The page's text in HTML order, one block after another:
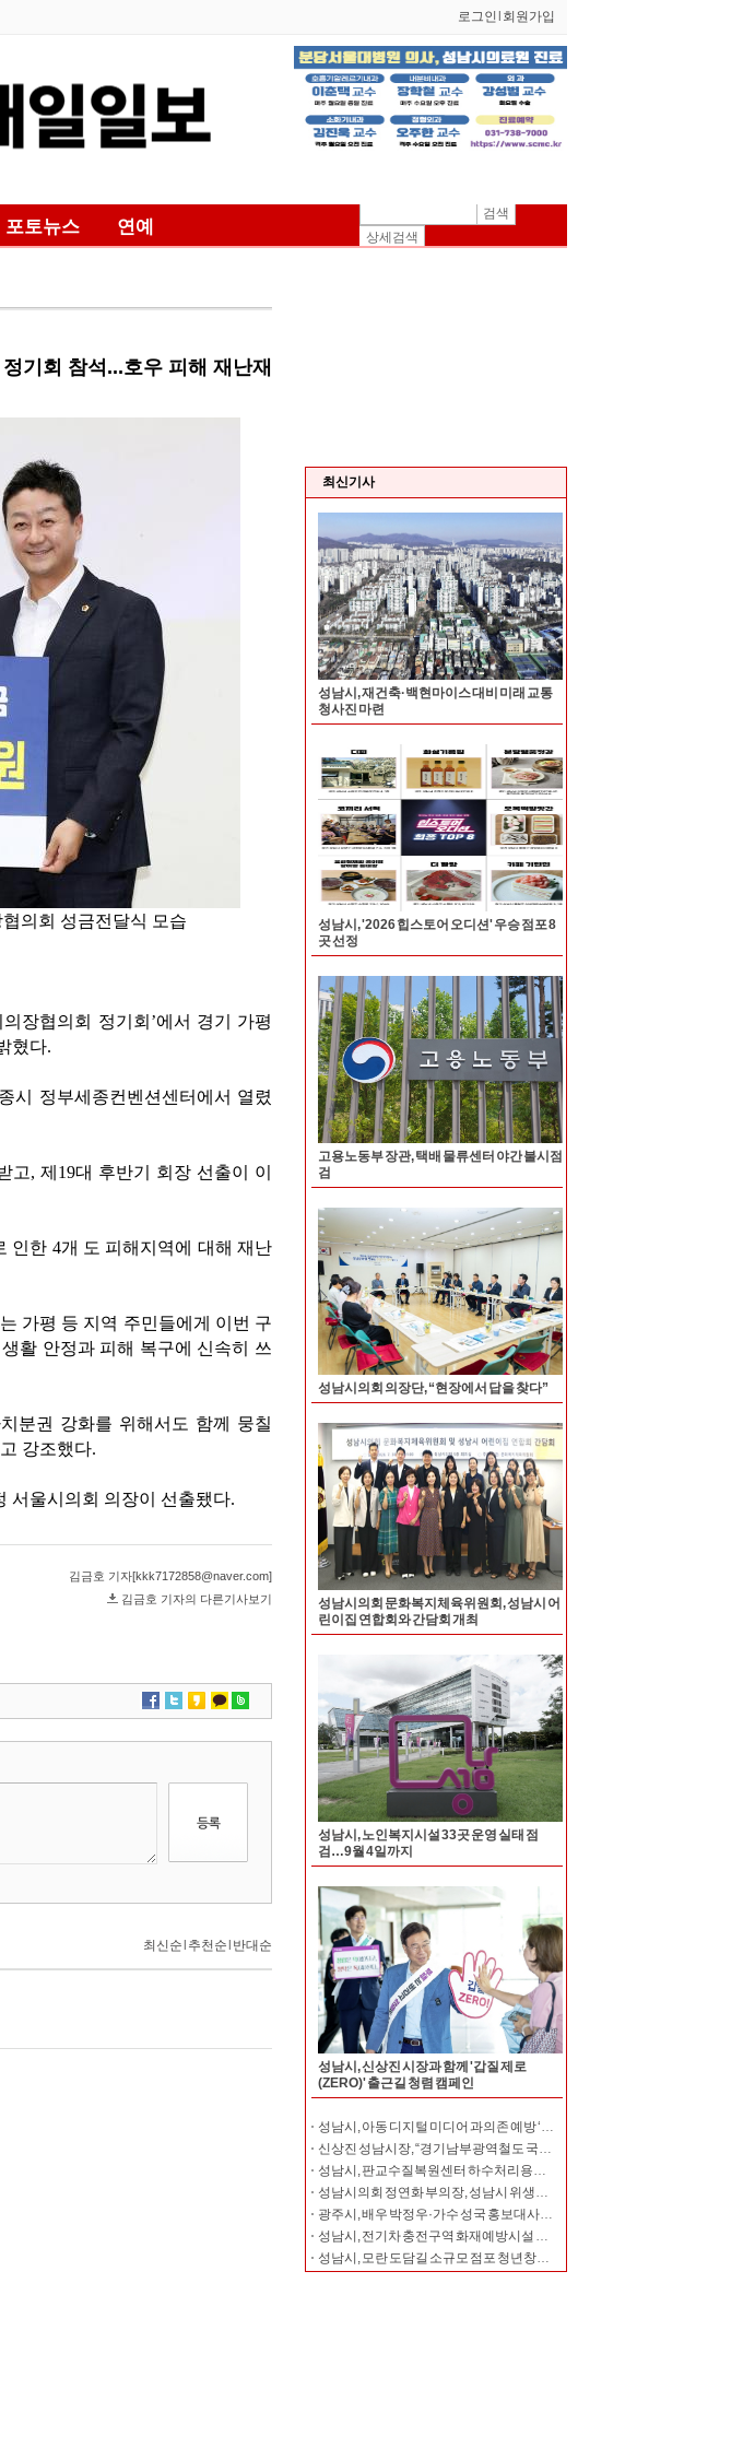
로그인 회원가입
검색
상세검색
포토뉴스 연예
최신기사
성남시, 재건축·백현마이스 대비 미래 교통
청사진 마련
성남시, '2026 힙스토어 오디션' 우승 점포 8
곳 선정
고용노동부 장관, 택배 물류센터 야간 불시점
검
성남시의회 의장단, “현장에서 답을 찾다”
성남시의회 문화복지체육위원회, 성남시 어
린이집 연합회와 간담회 개최
성남시, 노인복지시설 33곳 운영 실태 점
검…9월 4일까지
성남시, 신상진 시장과 함께 '갑질 제로
(ZERO)' 출근길 청렴 캠페인
성남시, 아동 디지털 미디어 과의존 예방 ‘디톡스’ 운영
신상진 성남시장, “경기남부광역철도 국가철도망 반영에 시정 역량 집중”
성남시, 판교수질복원센터 하수처리용량 하루 6만7000t으로 확대
성남시의회 정연화 부의장, 성남시 위생단체협의회와 간담회 개최
광주시, 배우 박정우·가수 성국 홍보대사로 위촉
성남시, 전기차 충전구역 화재예방시설 지원…5000만원 투입
성남시, 모란 도담길 소규모 점포 청년창업 39명 본격 지원